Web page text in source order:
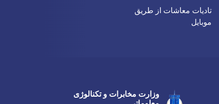
تادیات معاشات از طریق
موبایل
وزارت مخابرات و تکنالوژی